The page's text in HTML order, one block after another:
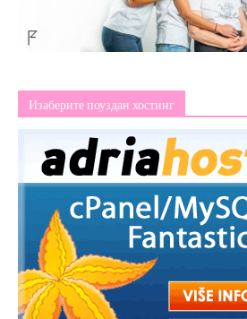
Изаберите поуздан хостинг